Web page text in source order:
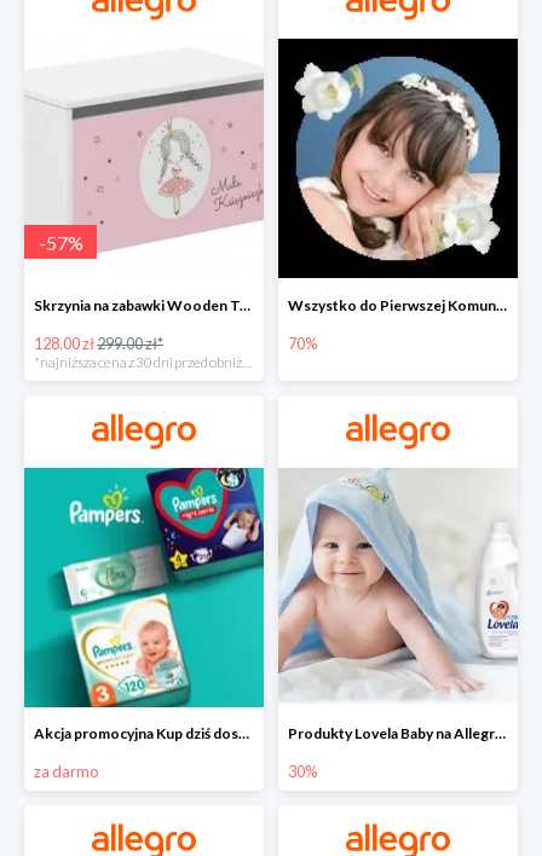
-57%
Skrzynia na zabawki Wooden Toys -57%
128.00 zł299.00 zł*
Wszystko do Pierwszej Komunii na Allegro do -70%
70%
Akcja promocyjna Kup dziś dostawa jutro
za darmo
Produkty Lovela Baby na Allegro do -30%
30%